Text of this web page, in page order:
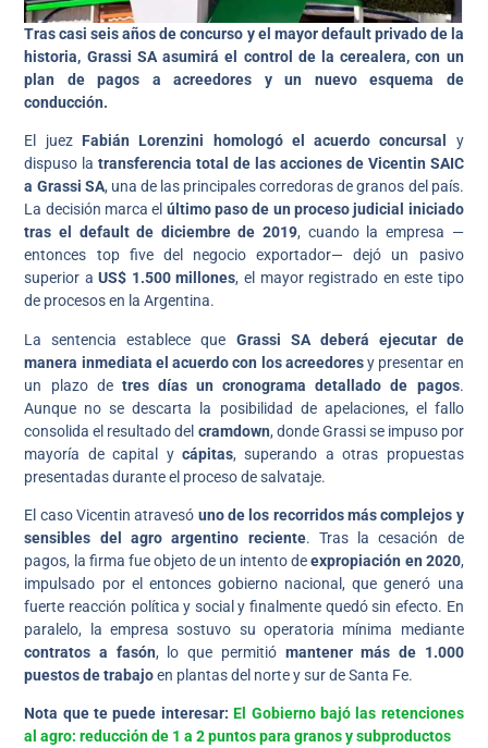
Tras casi seis años de concurso y el mayor default privado de la
historia, Grassi SA asumirá el control de la cerealera, con un
plan de pagos a acreedores y un nuevo esquema de
conducción.
El juez Fabián Lorenzini homologó el acuerdo concursal
y
dispuso latransferencia total de las acciones de Vicentin SAIC
a Grassi SA, una de las principales corredoras de granos del país.
La decisión marca el último paso de un proceso judicial iniciado
tras el default de diciembre de 2019, cuando la empresa —
entonces top five del negocio exportador— dejó un pasivo
superior aUS$ 1.500 millones, el mayor registrado en este tipo
de procesos en la Argentina.
La sentencia establece que Grassi SA deberá ejecutar de
manera inmediata el acuerdo con los acreedoresy presentar en
un plazo de tres días un cronograma detallado de pagos.
Aunque no se descarta la posibilidad de apelaciones, el fallo
consolida el resultado del cramdown, donde Grassi se impuso por
mayoría de capital y cápitas, superando a otras propuestas
presentadas durante el proceso de salvataje.
El caso Vicentin atravesó uno de los recorridos más complejos y
sensibles del agro argentino reciente. Tras la cesación de
pagos, la firma fue objeto de un intento deexpropiación en 2020,
impulsado por el entonces gobierno nacional, que generó una
fuerte reacción política y social y finalmente quedó sin efecto. En
paralelo, la empresa sostuvo su operatoria mínima mediante
contratos a fasón, lo que permitió mantener más de 1.000
puestos de trabajoen plantas del norte y sur de Santa Fe.
Nota que te puede interesar:El Gobierno bajó las retenciones
al agro: reducción de 1 a 2 puntos para granos y subproductos